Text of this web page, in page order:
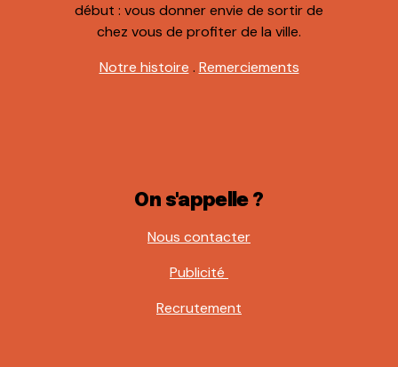
début : vous donner envie de sortir de
chez vous de profiter de la ville.
Notre histoire . Remerciements
On s'appelle ?
Nous contacter
Publicité
Recrutement